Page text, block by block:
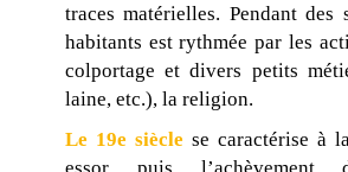
traces matérielles. Pendant des
habitants est rythmée par les
colportage et divers petits
laine, etc.), la religion.
Le 19e siècle se caractérise à